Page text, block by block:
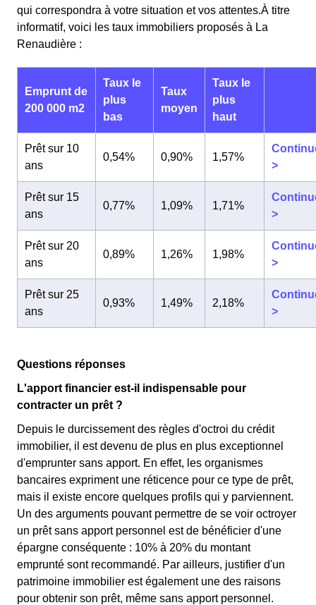
qui correspondra à votre situation et vos attentes.À titre
informatif, voici les taux immobiliers proposés à La
Renaudière :
Emprunt de
200 000 m2
Taux le
plus
bas
Taux
moyen
Taux le
plus
haut
Prêt sur 10
ans
0,54% 0,90% 1,57%
>
Prêt sur 15
ans
0,77% 1,09% 1,71%
>
Prêt sur 20
ans
0,89% 1,26% 1,98%
>
Prêt sur 25
ans
0,93% 1,49% 2,18%
>
Questions réponses
L'apport financier est-il indispensable pour
contracter un prêt ?
Depuis le durcissement des règles d'octroi du crédit
immobilier, il est devenu de plus en plus exceptionnel
d'emprunter sans apport. En effet, les organismes
bancaires expriment une réticence pour ce type de prêt,
mais il existe encore quelques profils qui y parviennent.
Un des arguments pouvant permettre de se voir octroyer
un prêt sans apport personnel est de bénéficier d'une
épargne conséquente : 10% à 20% du montant
emprunté sont recommandé. Par ailleurs, justifier d'un
patrimoine immobilier est également une des raisons
pour obtenir son prêt, même sans apport personnel.